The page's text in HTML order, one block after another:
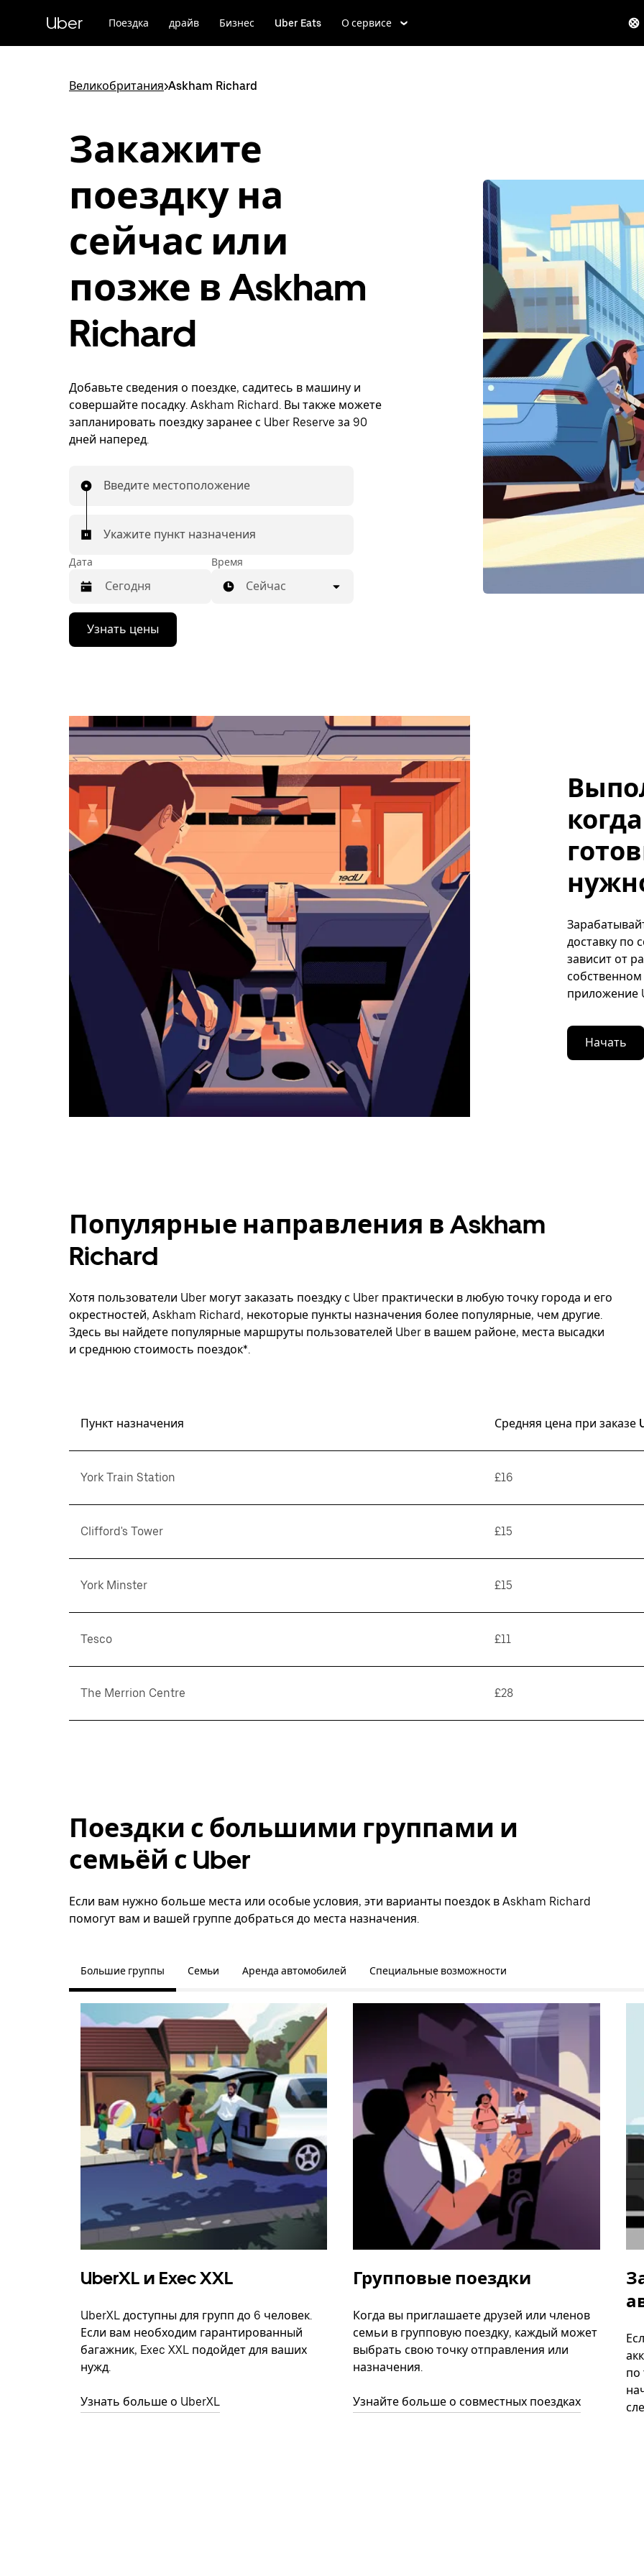
к
Uber Поездка драйв Бизнес Uber Eats О сервисе
Великобритания>Askham Richard
Закажите
поездку на
сейчас или
позже в Askham
Richard
Добавьте сведения о поездке, садитесь в машину и
совершайте посадку. Askham Richard. Вы также можете
запланировать поездку заранее с Uber Reserve за 90
дней наперед.
Введите местоположение
Укажите пункт назначения
Дата
Нажмите
стрелку
вниз,
выбрать
дату.
закрыть
календарь,
нажмите
Esc.
Время
Сейчас
Узнать цены
доставку по
зависит от
приложение
Начать
Популярные направления в Askham
Richard
Хотя пользователи Uber могут заказать поездку с Uber практически в любую точку города и его
окрестностей, Askham Richard, некоторые пункты назначения более популярные, чем другие.
Здесь вы найдете популярные маршруты пользователей Uber в вашем районе, места высадки
и среднюю стоимость поездок*.
Пункт назначения Средняя цена при заказе
York Train Station £16
Clifford's Tower £15
York Minster £15
Tesco £11
The Merrion Centre £28
Поездки с большими группами и
семьёй с Uber
Если вам нужно больше места или особые условия, эти варианты поездок в Askham Richard
помогут вам и вашей группе добраться до места назначения.
Большие группы Семьи Аренда автомобилей Специальные возможности
UberXL и Exec XXL
UberXL доступны для групп до 6 человек.
Если вам необходим гарантированный
багажник, Exec XXL подойдет для ваших
нужд.
Узнать больше о UberXL
Групповые поездки
Когда вы приглашаете друзей или членов
семьи в групповую поездку, каждый может
выбрать свою точку отправления или
назначения.
Узнайте больше о совместных поездках
по